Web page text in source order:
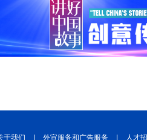
于我们 | 外宣服务和广告服务 | 人才